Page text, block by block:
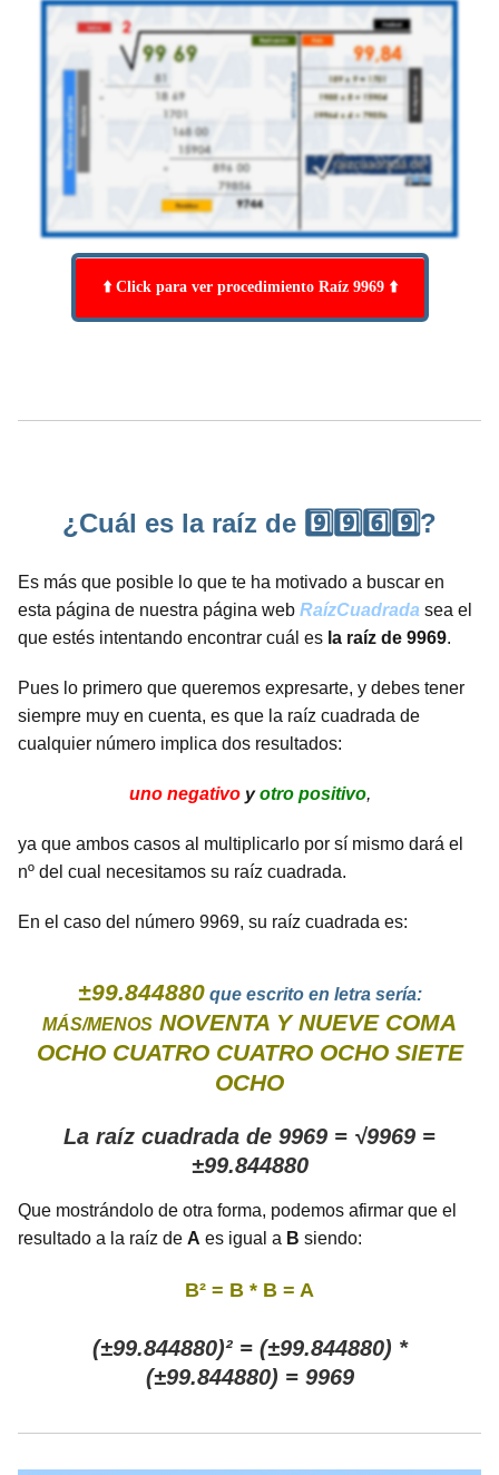
⬆️ Click para ver procedimiento Raíz 9969 ⬆️
¿Cuál es la raíz de 9️⃣9️⃣6️⃣9️⃣?
Es más que posible lo que te ha motivado a buscar en
esta página de nuestra página web RaízCuadrada sea el
que estés intentando encontrar cuál es la raíz de 9969.
Pues lo primero que queremos expresarte, y debes tener
siempre muy en cuenta, es que la raíz cuadrada de
cualquier número implica dos resultados:
uno negativoyotro positivo,
ya que ambos casos al multiplicarlo por sí mismo dará el
nº del cual necesitamos su raíz cuadrada.
En el caso del número 9969, su raíz cuadrada es:
±99.844880que escrito en letra sería:
MÁS/MENOS NOVENTA Y NUEVE COMA
OCHO CUATRO CUATRO OCHO SIETE
OCHO
La raíz cuadrada de 9969 = √9969 =
±99.844880
Que mostrándolo de otra forma, podemos afirmar que el
resultado a la raíz de A es igual a B siendo:
B² = B * B = A
(±99.844880)² = (±99.844880) *
(±99.844880) = 9969